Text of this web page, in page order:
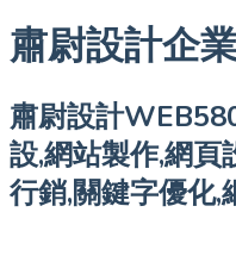
肅尉設計企
肅尉設計
設,網站製作,網頁
行銷,關鍵字優化,